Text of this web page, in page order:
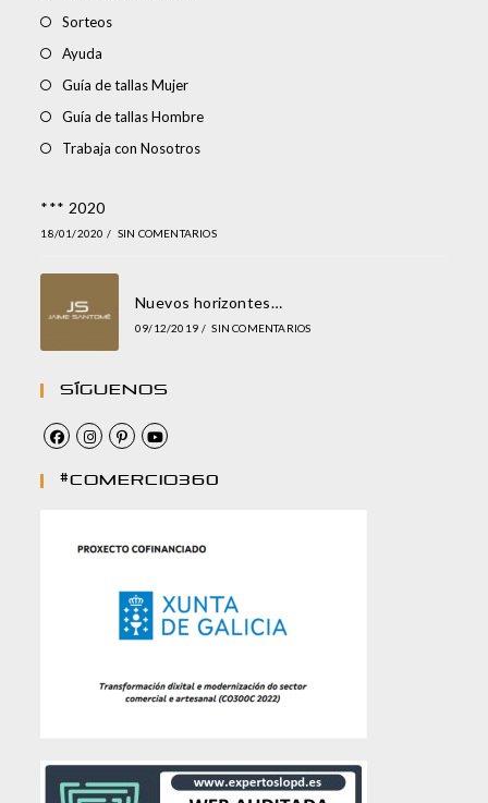
Sorteos
Ayuda
Guía de tallas Mujer
Guía de tallas Hombre
Trabaja con Nosotros
*** 2020
18/01/2020 / SIN COMENTARIOS
Nuevos horizontes…
09/12/2019 / SIN COMENTARIOS
Síguenos
#comercio360